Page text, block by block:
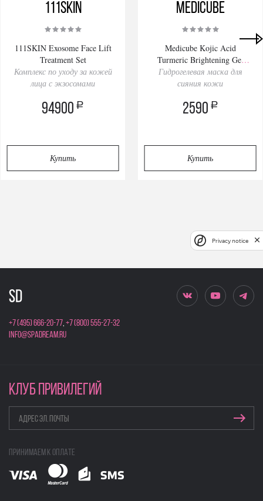
111SKIN
111SKIN Exosome Face Lift
Treatment Set
Комплекс по уходу за кожей
лица с экзосомами
94900 a
Купить
Medicube
Medicube Kojic Acid
Turmeric Brightening Gel
Mask 28gх4pcs
Гидрогелевая маска для
сияния кожи
2590 a
Купить
+7 (495) 666-20-77,+7 (800) 555-27-32
info@spadream.ru
КЛУБ ПРИВИЛЕГИЙ
Принимаем к оплате
Privacy notice